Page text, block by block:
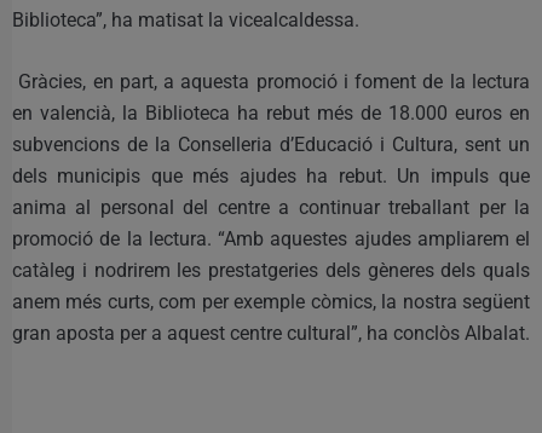
Biblioteca”, ha matisat la vicealcaldessa.
Gràcies, en part, a aquesta promoció i foment de la lectura
en valencià, la Biblioteca ha rebut més de 18.000 euros en
subvencions de la Conselleria d’Educació i Cultura, sent un
dels municipis que més ajudes ha rebut. Un impuls que
anima al personal del centre a continuar treballant per la
promoció de la lectura. “Amb aquestes ajudes ampliarem el
catàleg i nodrirem les prestatgeries dels gèneres dels quals
anem més curts, com per exemple còmics, la nostra següent
gran aposta per a aquest centre cultural”, ha conclòs Albalat.